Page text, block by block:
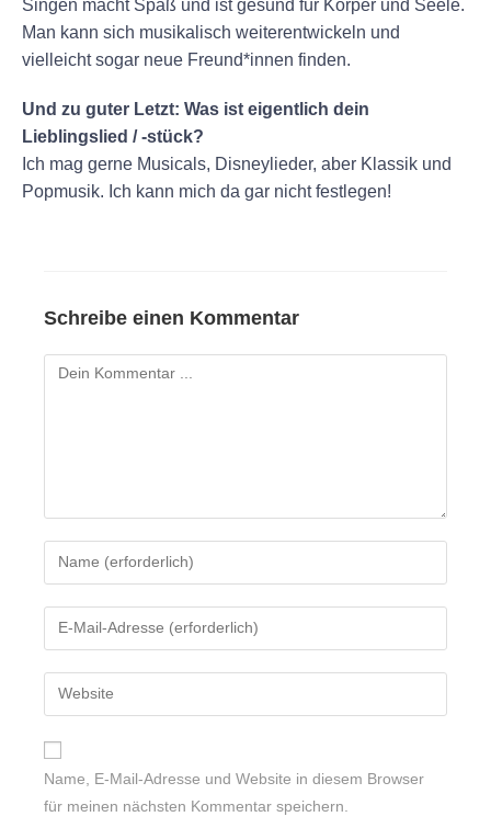
Singen macht Spaß und ist gesund für Körper und Seele.
Man kann sich musikalisch weiterentwickeln und
vielleicht sogar neue Freund*innen finden.
Und zu guter Letzt: Was ist eigentlich dein
Lieblingslied / -stück?
Ich mag gerne Musicals, Disneylieder, aber Klassik und
Popmusik. Ich kann mich da gar nicht festlegen!
Schreibe einen Kommentar
Name, E-Mail-Adresse und Website in diesem Browser
für meinen nächsten Kommentar speichern.